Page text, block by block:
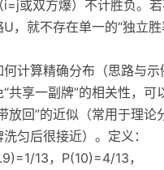
i=j或双方爆）不计胜负。
，就不存在单一的“独立胜
何计算精确分布（思路与示
“共享一副牌”的相关性，可
放回”的近似（常用于理论
匀后很接近）。定义：
13，P(10)=4/13，